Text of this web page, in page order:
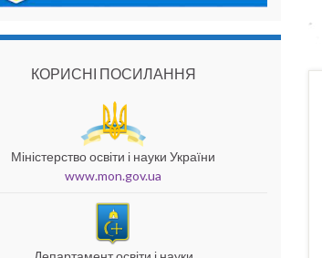
КОРИСНІ ПОСИЛАННЯ
Міністерство освіти і науки України
www.mon.gov.ua